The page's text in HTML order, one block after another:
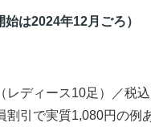
は2024年12月ごろ）
レディース10足）／税
割引で実質1,080円の例